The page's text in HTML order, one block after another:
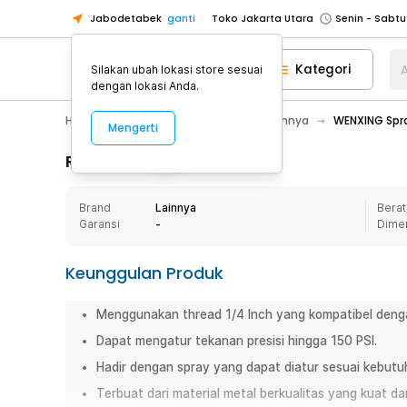
Jabodetabek ganti Toko Jakarta Utara
Toko Tangerang
Toko Cikupa
Pick n Go Jakarta Barat
Senin -
Pick n Go Bekasi
Senin - Jumat
Senin - Jumat
Senin -
Senin -
Toko Tangerang
Pick n Go Jakarta Barat
Senin -
Pick n Go Bekasi
Senin - Jumat
Pick n Go Depok
Senin - Jumat
Kategori
Hobby Mobil Aksesoris Mobil Lainnya WENXING
Rincian Produk
Brand
Lainnya
Garansi
-
Keunggulan Produk
Menggunakan thread 1/4 Inch yang kompatibel
Dapat mengatur tekanan presisi hingga 150 PSI.
Hadir dengan spray yang dapat diatur sesuai
Terbuat dari material metal berkualitas yang kuat
Silakan ubah lokasi store sesuai
dengan lokasi Anda.
Mengerti